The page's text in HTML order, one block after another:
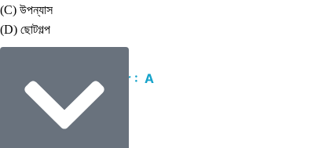
(C) উপন্যাস
(D) ছোটগল্প
Correct Answer : A